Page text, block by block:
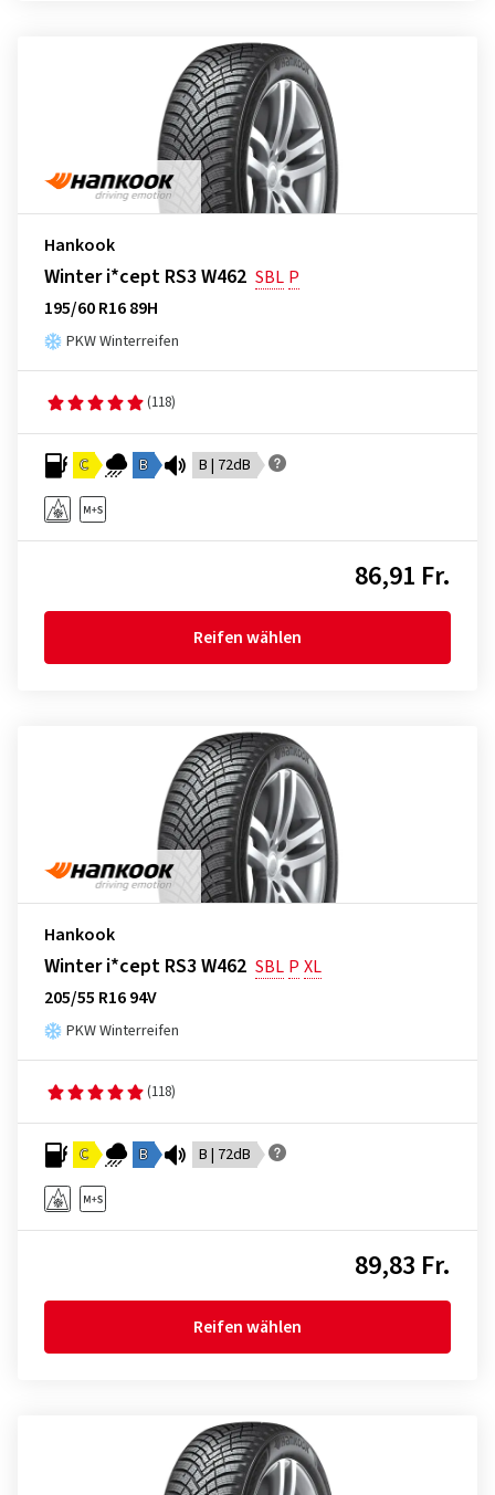
Hankook
Winter i*cept RS3 W462 SBL P
195/60 R16 89H
PKW Winterreifen
(118)
C B B | 72dB
86,91 Fr.
Reifen wählen
Hankook
Winter i*cept RS3 W462 SBL P XL
205/55 R16 94V
PKW Winterreifen
(118)
C B B | 72dB
89,83 Fr.
Reifen wählen